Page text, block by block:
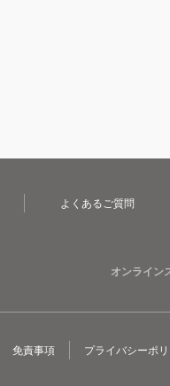
よくあるご質問
オンライン
免責事項 プライバシーポ